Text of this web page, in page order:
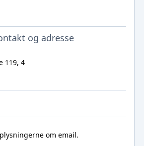
og adresse
119, 4
om email.